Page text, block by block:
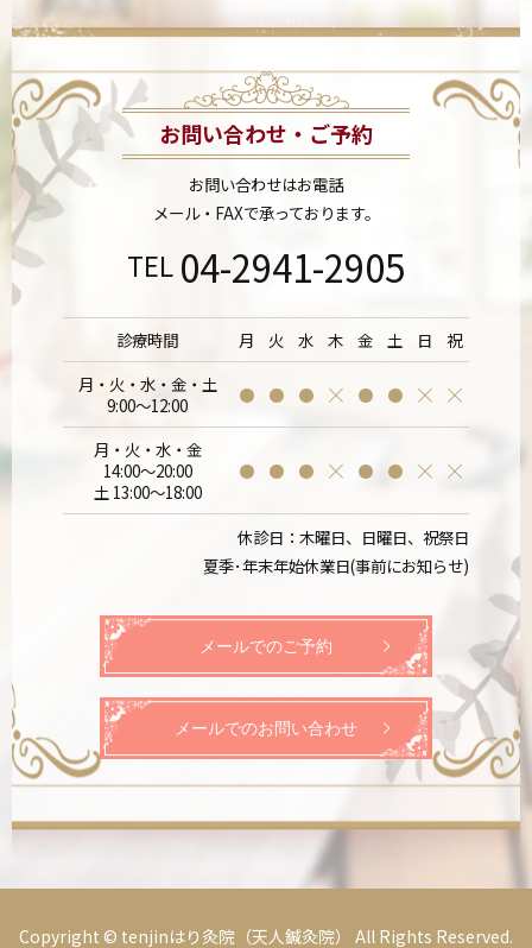
お問い合わせ・ご予約
お問い合わせはお電話
メール・FAXで承っております。
TEL 04-2941-2905
診療時間 月 火 水 木 金 土 日
祝
月・火・水・金・土
9:00～12:00
月・火・水・金
14:00～20:00
土 13:00～18:00
休診日：木曜日、日曜日、祝祭日
夏季･年末年始休業日(事前にお知らせ)
メールでのご予約
メールでのお問い合わせ
Copyright © tenjinはり灸院（天人鍼灸院） All Rights Reserved.